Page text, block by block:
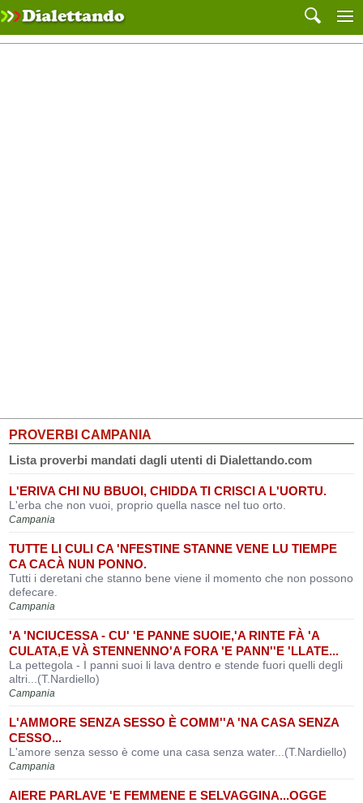
PROVERBI CAMPANIA
Lista proverbi mandati dagli utenti di Dialettando.com
L'ERIVA CHI NU BBUOI, CHIDDA TI CRISCI A L'UORTU.
L'erba che non vuoi, proprio quella nasce nel tuo orto.
Campania
TUTTE LI CULI CA 'NFESTINE STANNE VENE LU TIEMPE
CA CACÀ NUN PONNO.
Tutti i deretani che stanno bene viene il momento che non possono
defecare.
Campania
'A 'NCIUCESSA - CU' 'E PANNE SUOIE,'A RINTE FÀ 'A
CULATA,E VÀ STENNENNO'A FORA 'E PANN''E 'LLATE...
La pettegola - I panni suoi li lava dentro e stende fuori quelli degli
altri...(T.Nardiello)
Campania
L'AMMORE SENZA SESSO È COMM''A 'NA CASA SENZA
CESSO...
L'amore senza sesso è come una casa senza water...(T.Nardiello)
Campania
AIERE PARLAVE 'E FEMMENE E SELVAGGINA...OGGE